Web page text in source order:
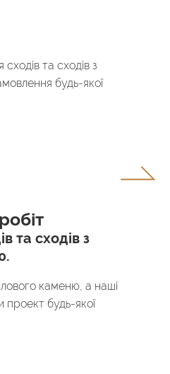
та сходів з
будь-якої
та сходів з
каменю, а наші
проект будь-якої